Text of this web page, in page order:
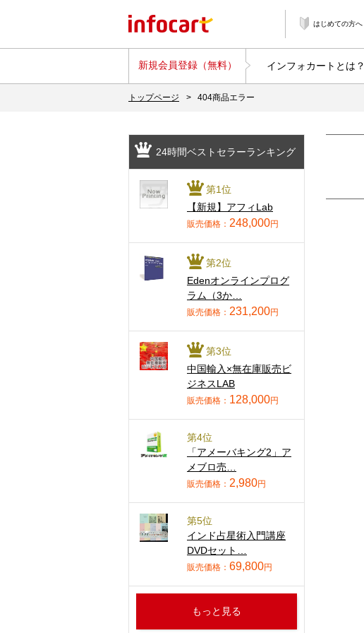
はじめての方へ
新規会員登録（無料） インフォカートとは？
トップページ > 404商品エラー
24時間ベストセラーランキング
第1位
【新規】アフィLab
販売価格： 248,000円
第2位
Edenオンラインプログ
ラム（3か…
販売価格： 231,200円
第3位
中国輸入×無在庫販売ビ
ジネスLAB
販売価格： 128,000円
第4位
「アメーバキング2」ア
メブロ売…
販売価格： 2,980円
第5位
インド占星術入門講座
DVDセット…
販売価格： 69,800円
もっと見る